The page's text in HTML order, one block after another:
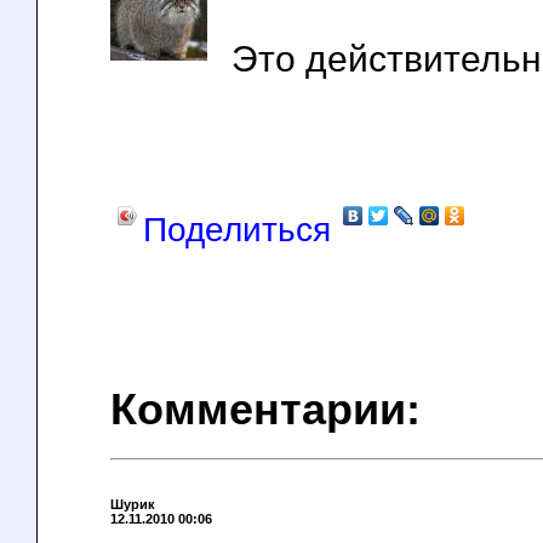
Это
Поделиться
Комментарии:
Шурик
12.11.2010 00:06